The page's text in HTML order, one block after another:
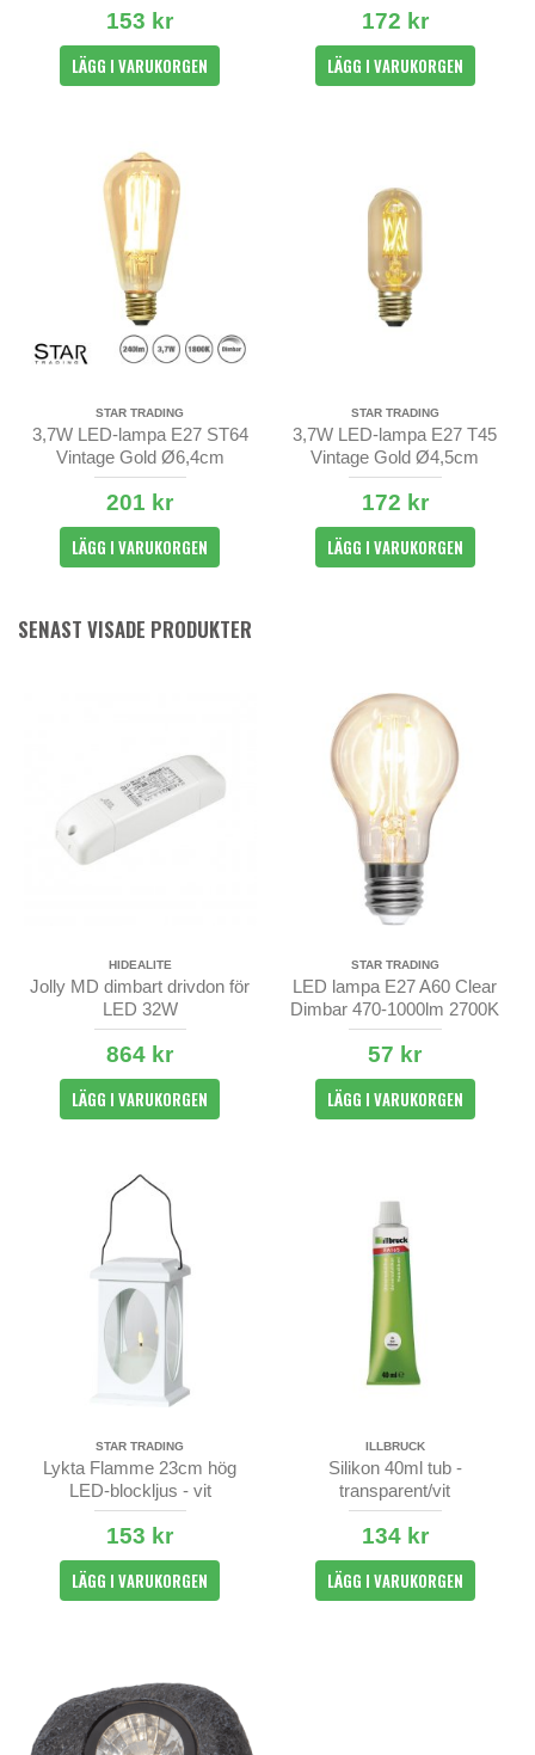
153 kr
LÄGG I VARUKORGEN
172 kr
LÄGG I VARUKORGEN
STAR TRADING
3,7W LED-lampa E27 ST64
Vintage Gold Ø6,4cm
201 kr
LÄGG I VARUKORGEN
STAR TRADING
3,7W LED-lampa E27 T45
Vintage Gold Ø4,5cm
172 kr
LÄGG I VARUKORGEN
SENAST VISADE PRODUKTER
HIDEALITE
Jolly MD dimbart drivdon för
LED 32W
864 kr
LÄGG I VARUKORGEN
STAR TRADING
LED lampa E27 A60 Clear
Dimbar 470-1000lm 2700K
57 kr
LÄGG I VARUKORGEN
STAR TRADING
Lykta Flamme 23cm hög
LED-blockljus - vit
153 kr
LÄGG I VARUKORGEN
ILLBRUCK
Silikon 40ml tub -
transparent/vit
134 kr
LÄGG I VARUKORGEN